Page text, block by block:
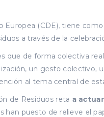
(CDE), tiene
a través de la
que de forma colectiva
un gesto
al tema central de
de Residuos reta a
han puesto de relieve el